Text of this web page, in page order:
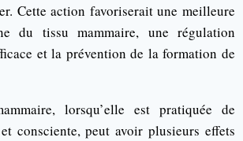
Cette action favoriserait une meilleure
du tissu mammaire, une régulation
et la prévention de la formation de
lorsqu’elle est pratiquée de
consciente, peut avoir plusieurs effets